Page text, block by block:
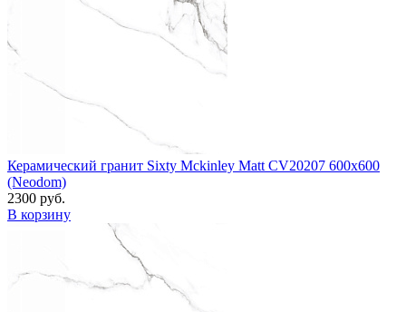
Керамический гранит Sixty Mckinley Matt CV20207 600x600
(Neodom)
2300 руб.
В корзину